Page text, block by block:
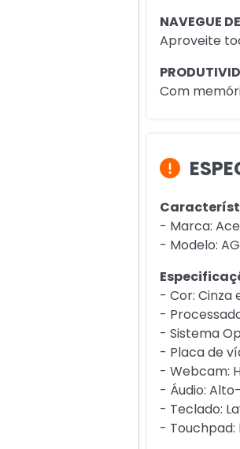
NAVEGUE
Aproveite
Com
- Marca:
- Modelo:
- Cor: Cinza
-
- Sistema
- Placa de
- Webcam:
- Áudio:
- Teclado:
- Touchpad: